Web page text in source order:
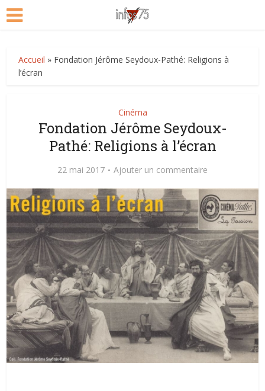
Accueil » Fondation Jérôme Seydoux-Pathé: Religions à
l’écran
Cinéma
Fondation Jérôme Seydoux-
Pathé: Religions à l’écran
22 mai 2017 Ajouter un commentaire